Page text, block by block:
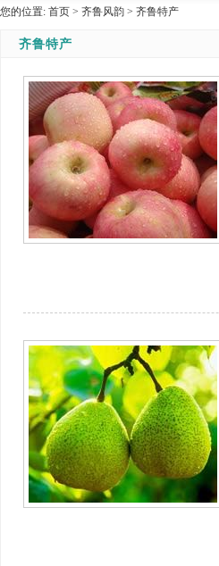
您的位置: 首页 > 齐鲁风韵 > 齐鲁特产
齐鲁特产